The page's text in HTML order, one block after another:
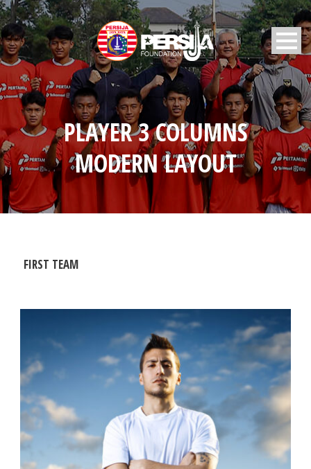
PLAYER 3 COLUMNS
MODERN LAYOUT
FIRST TEAM